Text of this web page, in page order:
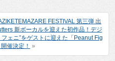
FESTIVAL 第三弾 出
新ボーカルを迎えた初作品！デジ
ェニ”をゲストに迎えた「Peanut Fig
催決定！ »